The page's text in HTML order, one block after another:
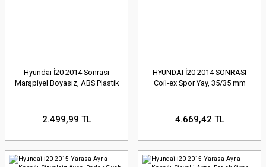
Hyundai İ20 2014 Sonrası
Marşpiyel Boyasız, ABS Plastik
2.499,99 TL
HYUNDAI İ20 2014 SONRASI
Coil-ex Spor Yay, 35/35 mm
4.669,42 TL